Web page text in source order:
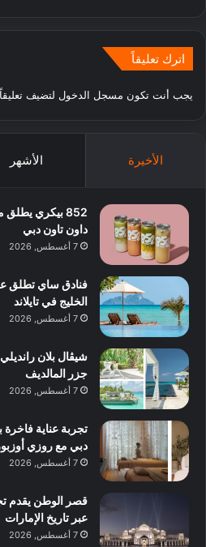
اترك تعليقاً
يجب أنت تكون مسجل الدخول لتضيف
الأخيرة الأشهر
852 بيكري
داون تاون دبي
7 أغسطس, 2026
فنادق ساي تطلق
الخليج في تايلاند
7 أغسطس, 2026
شيڤال بلان
جزر المالديف
7 أغسطس, 2026
تجربة عناية فاخرة
دبي مع روزي
7 أغسطس, 2026
قصر الوطن يقدم
عبر تاريخ الإمارات
7 أغسطس, 2026